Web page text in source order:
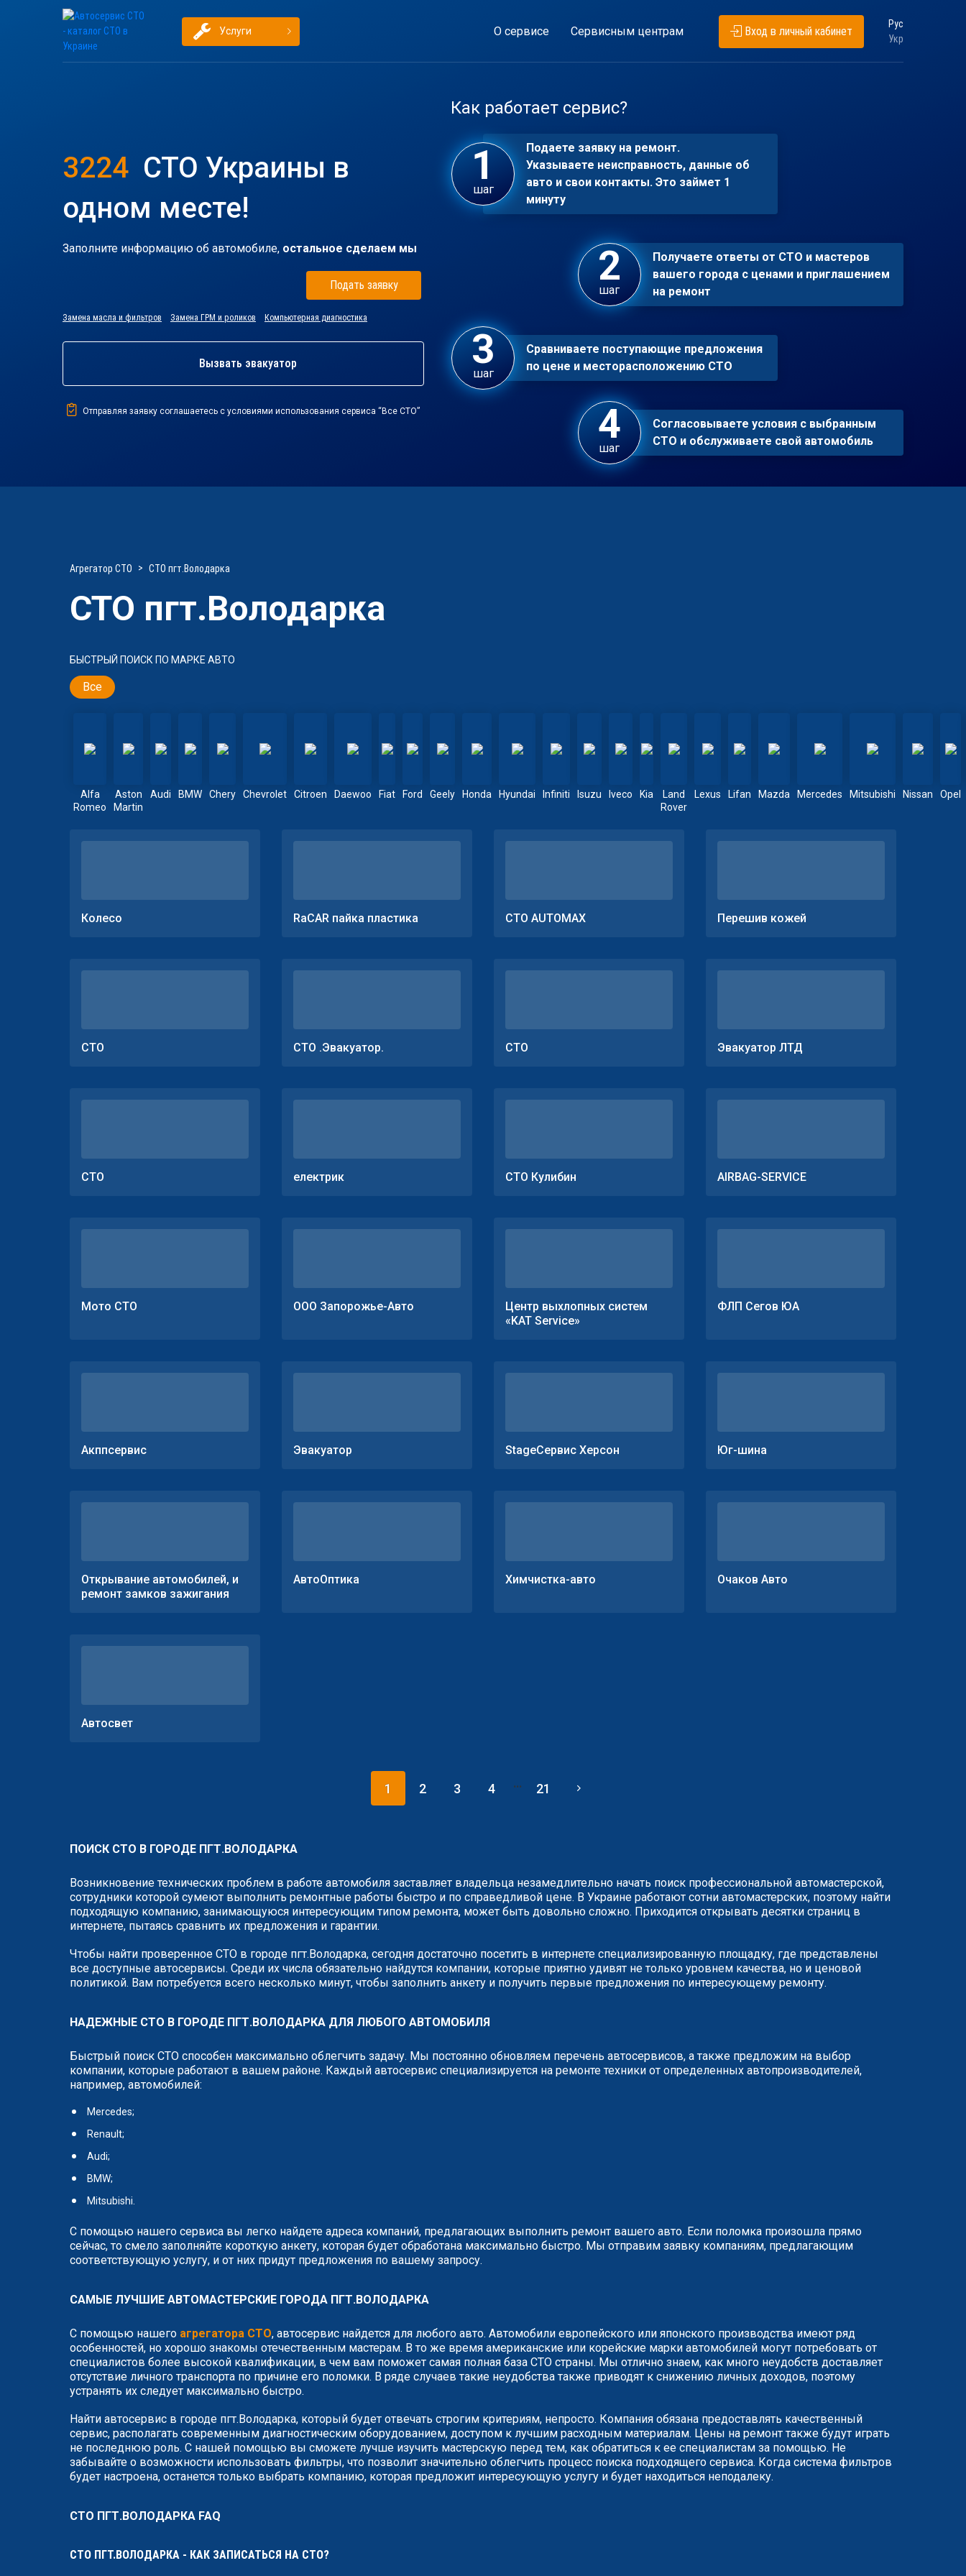
Услуги О сервисе Сервисным центрам Вход в личный кабинет
Рус
Укр
3224 СТО Украины в
одном месте!
Заполните информацию об автомобиле, остальное сделаем мы
Подать заявку
Замена масла и фильтров Замена ГРМ и роликов Компьютерная диагностика
Вызвать эвакуатор
Отправляя заявку соглашаетесь с условиями использования сервиса “Все СТО”
Как работает сервис?
шаг
Подаете заявку на ремонт.
Указываете неисправность, данные об
авто и свои контакты. Это займет 1
минуту
шаг
Получаете ответы от СТО и мастеров
вашего города с ценами и приглашением
на ремонт
шаг
Сравниваете поступающие предложения
по цене и месторасположению СТО
шаг
Согласовываете условия с выбранным
СТО и обслуживаете свой автомобиль
Агрегатор СТО СТО пгт.Володарка
СТО пгт.Володарка
БЫСТРЫЙ ПОИСК ПО МАРКЕ АВТО
Все
Alfa
Romeo
Aston
Martin
Audi BMW Chery Chevrolet Citroen Daewoo Fiat Ford Geely Honda Hyundai Infiniti Isuzu Iveco Kia
Land
Rover
Lexus Lifan Mazda Mercedes Mitsubishi Nissan Opel
Колесо RaCAR пайка пластика СТО AUTOMAX Перешив кожей
СТО СТО .Эвакуатор. СТО Эвакуатор ЛТД
СТО електрик СТО Кулибин AIRBAG-SERVICE
Мото СТО ООО Запорожье-Авто
Центр выхлопных систем
«KAT Service»
ФЛП Сегов ЮА
Акппсервис Эвакуатор StageСервис Херсон Юг-шина
Открывание автомобилей, и
ремонт замков зажигания
АвтоОптика Химчистка-авто Очаков Авто
Автосвет
1 2 3 4 ... 21
ПОИСК СТО В ГОРОДЕ ПГТ.ВОЛОДАРКА
Возникновение технических проблем в работе автомобиля заставляет владельца незамедлительно начать поиск профессиональной автомастерской,
сотрудники которой сумеют выполнить ремонтные работы быстро и по справедливой цене. В Украине работают сотни автомастерских, поэтому найти
подходящую компанию, занимающуюся интересующим типом ремонта, может быть довольно сложно. Приходится открывать десятки страниц в
интернете, пытаясь сравнить их предложения и гарантии.
Чтобы найти проверенное СТО в городе пгт.Володарка, сегодня достаточно посетить в интернете специализированную площадку, где представлены
все доступные автосервисы. Среди их числа обязательно найдутся компании, которые приятно удивят не только уровнем качества, но и ценовой
политикой. Вам потребуется всего несколько минут, чтобы заполнить анкету и получить первые предложения по интересующему ремонту.
НАДЕЖНЫЕ СТО В ГОРОДЕ ПГТ.ВОЛОДАРКА ДЛЯ ЛЮБОГО АВТОМОБИЛЯ
Быстрый поиск СТО способен максимально облегчить задачу. Мы постоянно обновляем перечень автосервисов, а также предложим на выбор
компании, которые работают в вашем районе. Каждый автосервис специализируется на ремонте техники от определенных автопроизводителей,
например, автомобилей:
Mercedes;
Renault;
Audi;
BMW;
Mitsubishi.
С помощью нашего сервиса вы легко найдете адреса компаний, предлагающих выполнить ремонт вашего авто. Если поломка произошла прямо
сейчас, то смело заполняйте короткую анкету, которая будет обработана максимально быстро. Мы отправим заявку компаниям, предлагающим
соответствующую услугу, и от них придут предложения по вашему запросу.
САМЫЕ ЛУЧШИЕ АВТОМАСТЕРСКИЕ ГОРОДА ПГТ.ВОЛОДАРКА
С помощью нашего агрегатора СТО, автосервис найдется для любого авто. Автомобили европейского или японского производства имеют ряд
особенностей, но хорошо знакомы отечественным мастерам. В то же время американские или корейские марки автомобилей могут потребовать от
специалистов более высокой квалификации, в чем вам поможет самая полная база СТО страны. Мы отлично знаем, как много неудобств доставляет
отсутствие личного транспорта по причине его поломки. В ряде случаев такие неудобства также приводят к снижению личных доходов, поэтому
устранять их следует максимально быстро.
Найти автосервис в городе пгт.Володарка, который будет отвечать строгим критериям, непросто. Компания обязана предоставлять качественный
сервис, располагать современным диагностическим оборудованием, доступом к лучшим расходным материалам. Цены на ремонт также будут играть
не последнюю роль. С нашей помощью вы сможете лучше изучить мастерскую перед тем, как обратиться к ее специалистам за помощью. Не
забывайте о возможности использовать фильтры, что позволит значительно облегчить процесс поиска подходящего сервиса. Когда система фильтров
будет настроена, останется только выбрать компанию, которая предложит интересующую услугу и будет находиться неподалеку.
СТО ПГТ.ВОЛОДАРКА FAQ
СТО ПГТ.ВОЛОДАРКА - КАК ЗАПИСАТЬСЯ НА СТО?